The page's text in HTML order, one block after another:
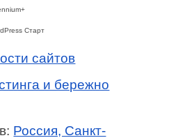
Старт
сайтов
и бережно
Россия, Санкт-